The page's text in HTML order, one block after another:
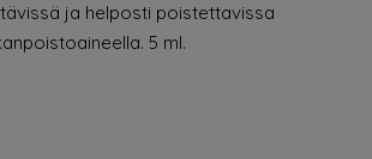
ja helposti poistettavissa
5 ml.